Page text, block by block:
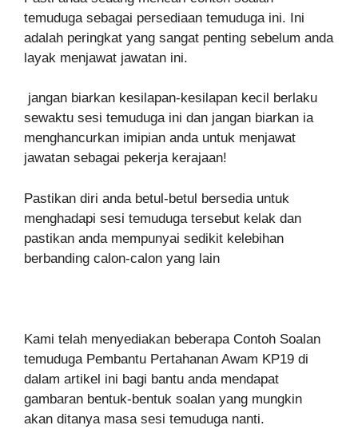
temuduga sebagai persediaan temuduga ini. Ini
adalah peringkat yang sangat penting sebelum anda
layak menjawat jawatan ini.
jangan biarkan kesilapan-kesilapan kecil berlaku
sewaktu sesi temuduga ini dan jangan biarkan ia
menghancurkan imipian anda untuk menjawat
jawatan sebagai pekerja kerajaan!
Pastikan diri anda betul-betul bersedia untuk
menghadapi sesi temuduga tersebut kelak dan
pastikan anda mempunyai sedikit kelebihan
berbanding calon-calon yang lain
Kami telah menyediakan beberapa Contoh Soalan
temuduga Pembantu Pertahanan Awam KP19 di
dalam artikel ini bagi bantu anda mendapat
gambaran bentuk-bentuk soalan yang mungkin
akan ditanya masa sesi temuduga nanti.